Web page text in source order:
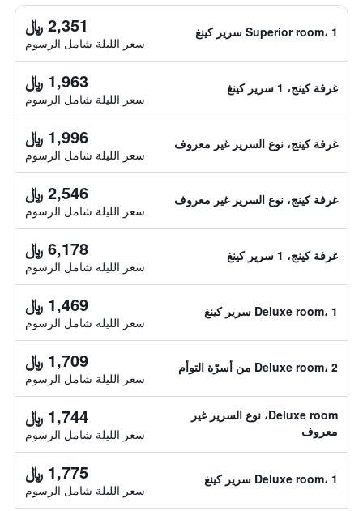
Superior room، 1 سرير كينغ 2,351 ﷼
سعر الليلة شامل الرسوم
غرفة كينج، 1 سرير كينغ 1,963 ﷼
سعر الليلة شامل الرسوم
غرفة كينج، نوع السرير غير معروف 1,996 ﷼
سعر الليلة شامل الرسوم
غرفة كينج، نوع السرير غير معروف 2,546 ﷼
سعر الليلة شامل الرسوم
غرفة كينج، 1 سرير كينغ 6,178 ﷼
سعر الليلة شامل الرسوم
Deluxe room، 1 سرير كينغ 1,469 ﷼
سعر الليلة شامل الرسوم
Deluxe room، 2 من أسرّة التوأم 1,709 ﷼
سعر الليلة شامل الرسوم
Deluxe room، نوع السرير غير
معروف
1,744 ﷼
سعر الليلة شامل الرسوم
Deluxe room، 1 سرير كينغ 1,775 ﷼
سعر الليلة شامل الرسوم